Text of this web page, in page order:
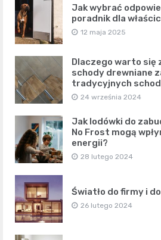
Jak wybrać
poradnik dla
12 maja 2025
Dlaczego warto się
schody drewniane
tradycyjnych
24 września 2024
Jak lodówki do
No Frost mogą
energii?
28 lutego 2024
Światło do firmy i
26 lutego 2024